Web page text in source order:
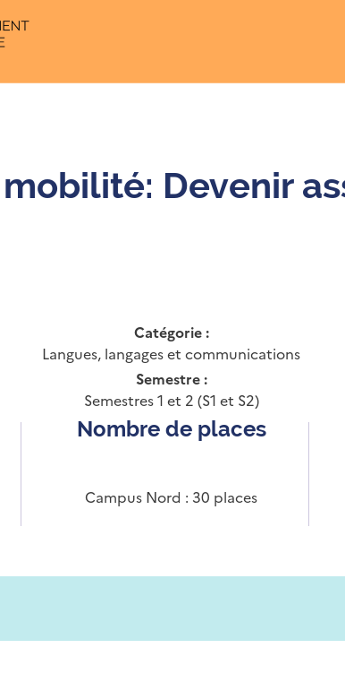
Devenir
Catégorie :
Langues, langages et communications
Semestre :
Semestres 1 et 2 (S1 et S2)
Nombre de places
Campus Nord : 30 places